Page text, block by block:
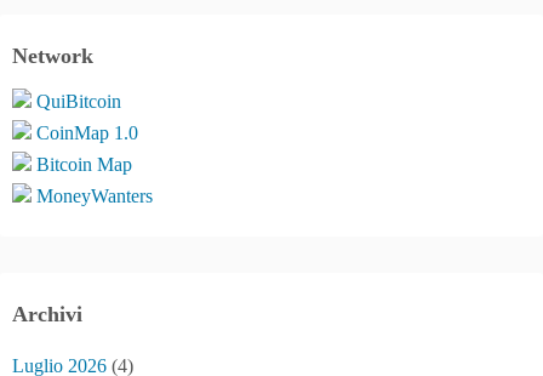
Network
QuiBitcoin
CoinMap 1.0
Bitcoin Map
MoneyWanters
Archivi
Luglio 2026 (4)